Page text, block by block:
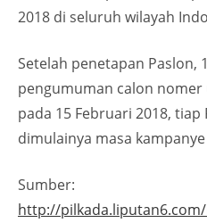
2018 di seluruh wilayah
Setelah penetapan Paslon,
pengumuman calon
pada 15 Februari 2018,
dimulainya masa
Sumber:
http://